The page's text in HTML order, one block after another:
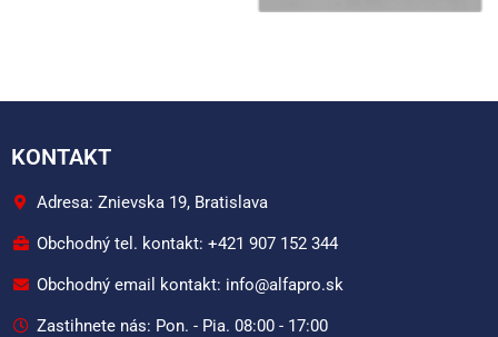
KONTAKT
Adresa: Znievska 19, Bratislava
Obchodný tel. kontakt: +421 907 152 344
Obchodný email kontakt: info@alfapro.sk
Zastihnete nás: Pon. - Pia. 08:00 - 17:00